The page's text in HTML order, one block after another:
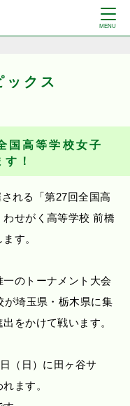
ックス
国高等学校女子
！
れる「第27回全国高
せがく高等学校 前橋
す。
のトーナメント大会
が埼玉県・栃木県に集
をかけて戦います。
（日）に田ヶ谷サ
ます。